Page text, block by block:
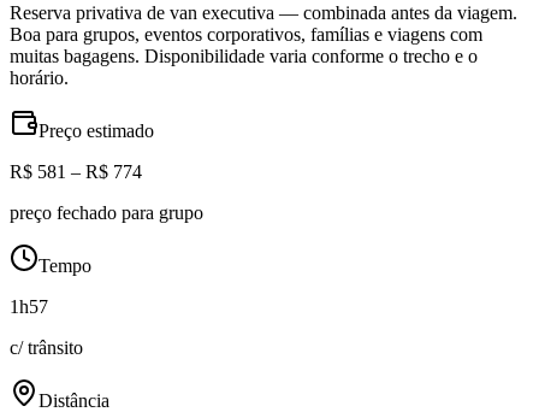
Reserva privativa de van executiva — combinada antes da viagem.
Boa para grupos, eventos corporativos, famílias e viagens com
muitas bagagens. Disponibilidade varia conforme o trecho e o
horário.
Preço estimado
R$ 581 – R$ 774
preço fechado para grupo
Tempo
1h57
c/ trânsito
Distância